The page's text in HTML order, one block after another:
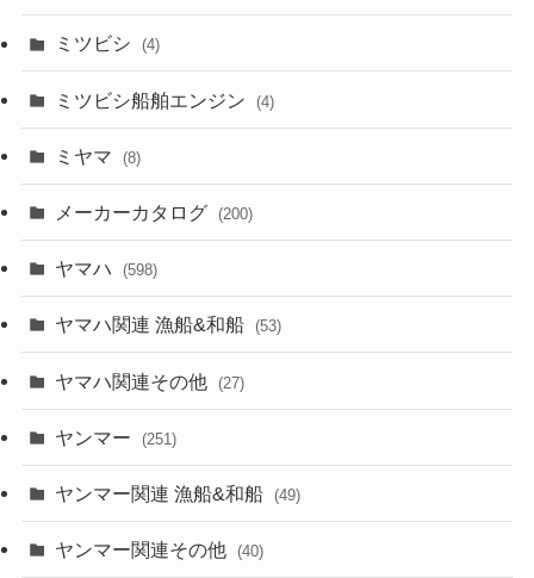
ミツビシ (4)
ミツビシ船舶エンジン (4)
ミヤマ (8)
メーカーカタログ (200)
ヤマハ (598)
ヤマハ関連 漁船&和船 (53)
ヤマハ関連その他 (27)
ヤンマー (251)
ヤンマー関連 漁船&和船 (49)
ヤンマー関連その他 (40)